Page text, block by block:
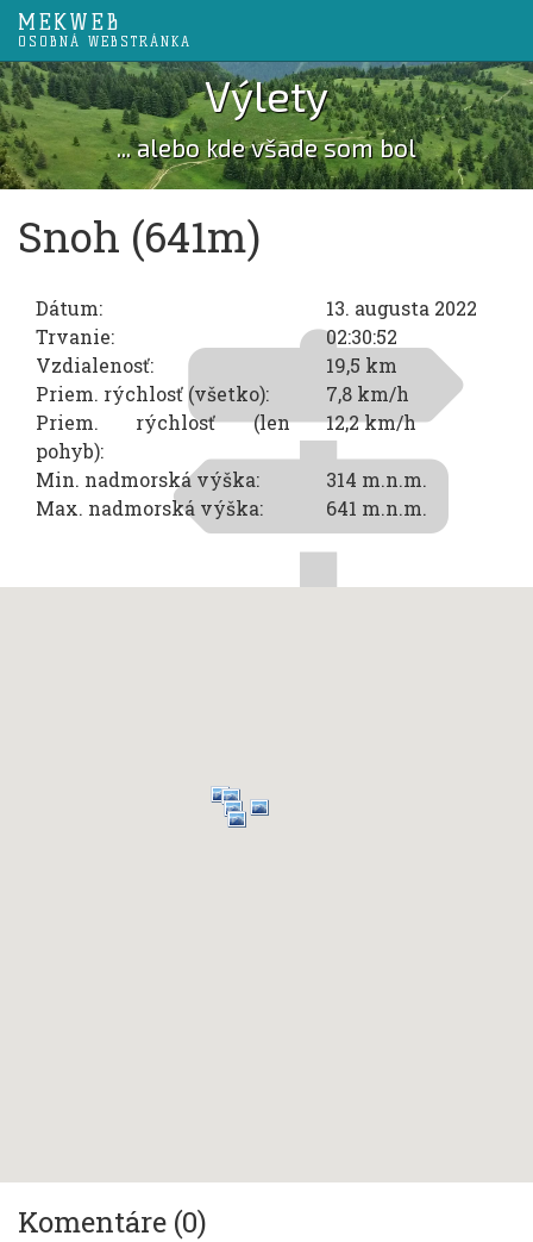
MEKWEB
OSOBNÁ WEBSTRÁNKA
Výlety
... alebo kde všade som bol
Snoh (641m)
Dátum:
13. augusta 2022
Trvanie:
02:30:52
Vzdialenosť:
19,5 km
Priem. rýchlosť (všetko):
7,8 km/h
Priem. rýchlosť (len
pohyb):
12,2 km/h
Min. nadmorská výška:
314 m.n.m.
Max. nadmorská výška:
641 m.n.m.
Komentáre (0)